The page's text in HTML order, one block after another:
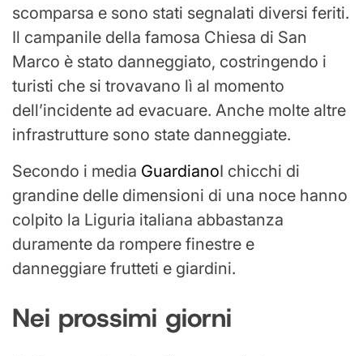
scomparsa e sono stati segnalati diversi feriti.
Il campanile della famosa Chiesa di San
Marco è stato danneggiato, costringendo i
turisti che si trovavano lì al momento
dell’incidente ad evacuare. Anche molte altre
infrastrutture sono state danneggiate.
Secondo i media GuardianoI chicchi di
grandine delle dimensioni di una noce hanno
colpito la Liguria italiana abbastanza
duramente da rompere finestre e
danneggiare frutteti e giardini.
Nei prossimi giorni